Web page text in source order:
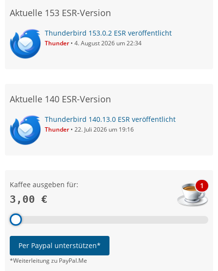
Aktuelle 153 ESR-Version
Thunderbird 153.0.2 ESR veröffentlicht
Thunder 4. August 2026 um 22:34
Aktuelle 140 ESR-Version
Thunderbird 140.13.0 ESR veröffentlicht
Thunder 22. Juli 2026 um 19:16
Kaffee ausgeben für:
3,00 €
1
Per Paypal unterstützen*
*Weiterleitung zu PayPal.Me